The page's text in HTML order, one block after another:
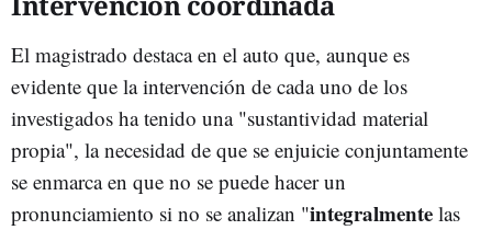
El magistrado destaca en el auto que, aunque es
evidente que la intervención de cada uno de los
investigados ha tenido una "sustantividad material
propia", la necesidad de que se enjuicie conjuntamente
se enmarca en que no se puede hacer un
pronunciamiento si no se analizan "integralmente las